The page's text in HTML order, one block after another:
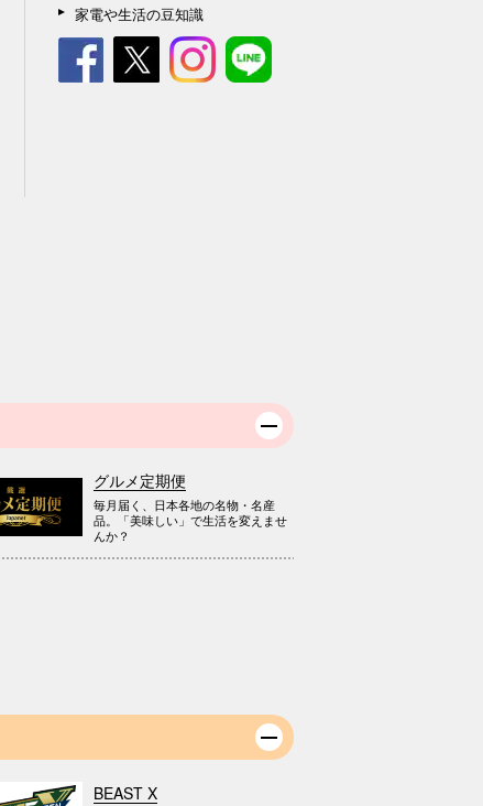
家電や生活の豆知識
グルメ定期便
毎月届く、日本各地の名物・名産
品。「美味しい」で生活を変えませ
んか？
BEAST X